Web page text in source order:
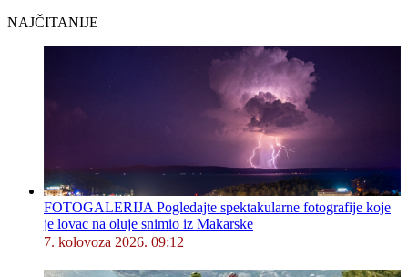
NAJČITANIJE
FOTOGALERIJA Pogledajte spektakularne fotografije koje
je lovac na oluje snimio iz Makarske
7. kolovoza 2026. 09:12